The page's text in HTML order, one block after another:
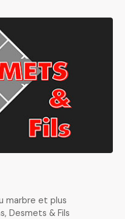
marbre et plus
Desmets & Fils